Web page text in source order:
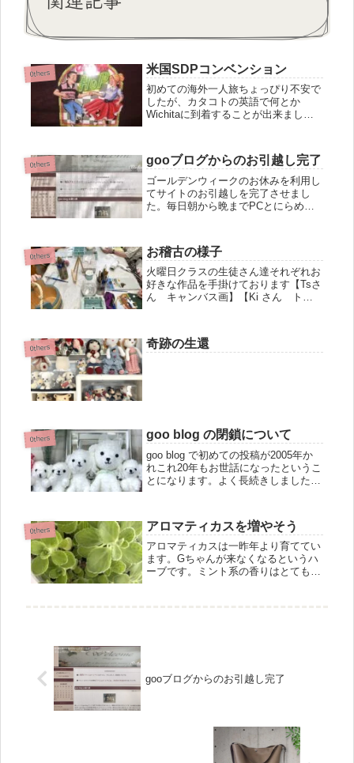
0thers 米国SDPコンベンション
初めての海外一人旅ちょっぴり不安で
したが、カタコトの英語で何とか
Wichitaに到着することが出来まし
ュームはウエスタン(^^)この方達は空
港の係員ですよ。とても気さくで親...
0thers gooブログからのお引越し完了
ゴールデンウィークのお休みを利用し
てサイトのお引越しを完了させまし
た。毎日朝から晩までPCとにらめっ
sakuraトホホ！でも達成感で気持ちい
いですあとはバグってる個所やアイ...
0thers お稽古の様子
火曜日クラスの生徒さん達それぞれお
好きな作品を手掛けております【Tsさ
ん キャンバス画】【Ki さん トー
いつも楽しいレッスン完成が楽しみで
す
0thers 奇跡の生還
0thers goo blog の閉鎖について
goo blog で初めての投稿が2005年か
れこれ20年もお世話になったというこ
とになります。よく長続きしました
そろそろ終わりにしようかな？・お引
越ししょうかな？でもお...
0thers アロマティカスを増やそう
アロマティカスは一昨年より育ててい
ます。Gちゃんが来なくなるというハ
ーブです。ミント系の香りはとても癒
gooブログからのお引越し完了